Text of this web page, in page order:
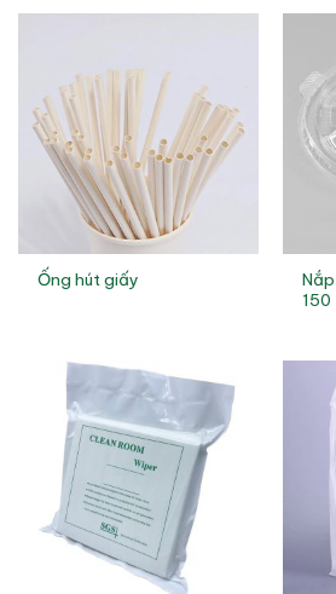
Ống hút giấy
150